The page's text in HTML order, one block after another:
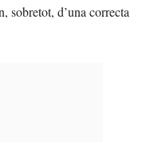
sobretot, d’una correcta